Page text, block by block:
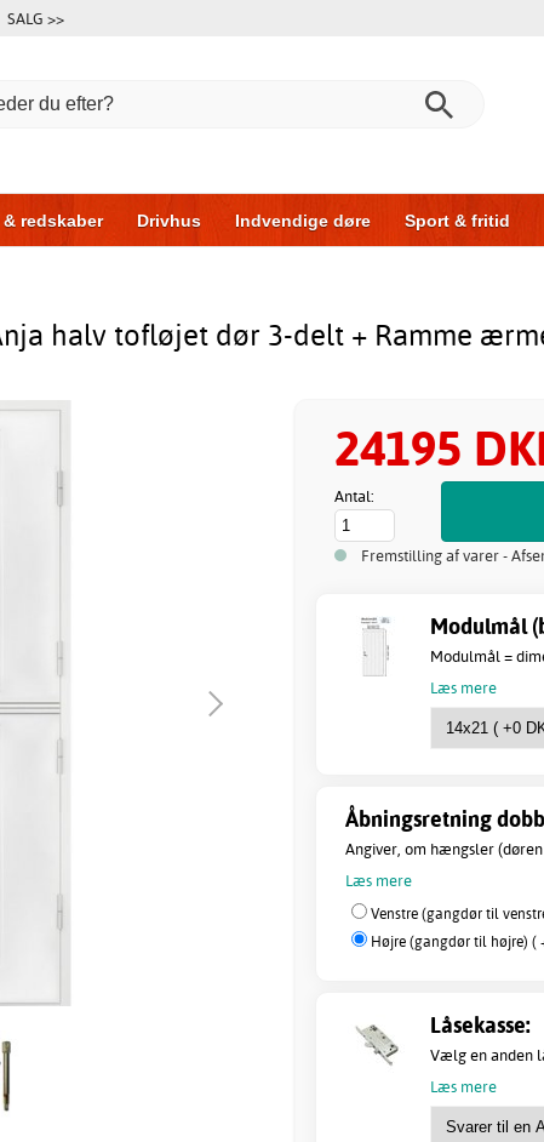
SALG >>
redskaber Drivhus Indvendige døre Sport & fritid
& garage
halv tofløjet dør 3-delt + Ramme
24195
Antal:
Fremstilling af varer -
Modulmål
Modulmål =
Læs mere
Åbningsretning
Angiver, om hængsler (døren
Læs mere
Venstre (gangdør til
Højre (gangdør til højre) (
Låsekasse:
Vælg en anden
Læs mere